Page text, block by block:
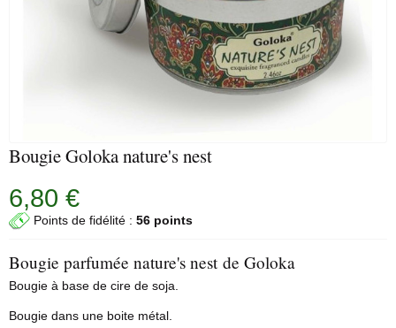
Bougie Goloka nature's nest
6,80 €
Points de fidélité : 56 points
Bougie parfumée nature's nest de Goloka
Bougie à base de cire de soja.
Bougie dans une boite métal.